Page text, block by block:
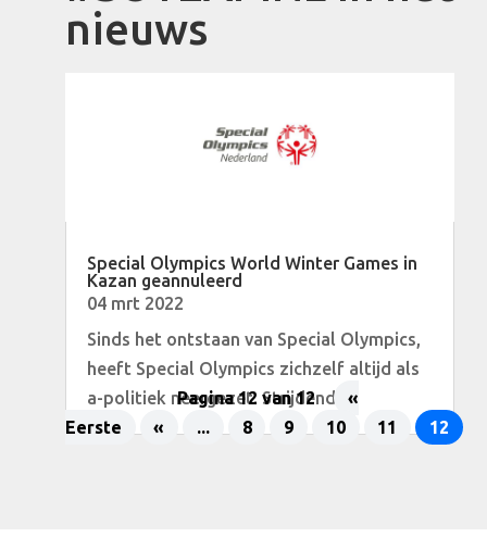
nieuws
Special Olympics World Winter Games in
Kazan geannuleerd
04 mrt 2022
Sinds het ontstaan van Special Olympics,
heeft Special Olympics zichzelf altijd als
a-politiek neergezet. Strijdend...
Pagina 12 van 12
«
Eerste
« ... 8 9 10 11 12